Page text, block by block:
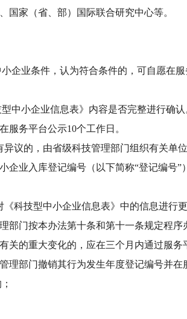
国家（省、部）国际联合研究中心等。
企业条件，认为符合条件的，可自愿在
小企业信息表》内容是否完整进行确
服务平台公示10个工作日。
的，由省级科技管理部门组织有关单位
业入库登记编号（以下简称“登记编号”
技型中小企业信息表》中的信息进行
门按本办法第十条和第十一条规定程序
的重大变化的，应在三个月内通过服务
部门撤销其行为发生年度登记编号并在